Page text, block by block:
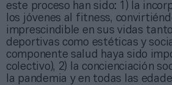
este proceso han sido: 1) la
los jóvenes al fitness,
imprescindible en sus vidas
deportivas como estéticas y
componente salud haya sido
colectivo), 2) la concienciación
la pandemia y en todas las